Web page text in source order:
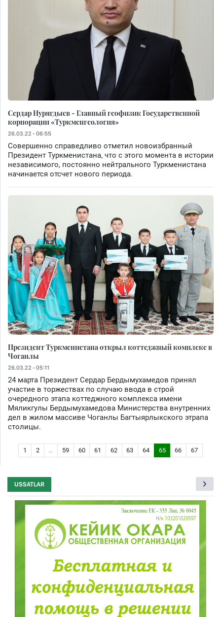
Сердар Нурягдыев - Главный геофизик Государственной
корпорации «Туркменгеология»
26.03.22 - 06:55
Совершенно справедливо отметил новоизбранный
Президент Туркменистана, что с этого момента в истории
независимого, постоянно нейтрального Туркменистана
начинается отсчет нового периода.
Президент Туркменистана открыл коттеджный комплекс в
Чоганлы
26.03.22 - 05:11
24 марта Президент Сердар Бердымухамедов принял
участие в торжествах по случаю ввода в строй
очередного этапа коттеджного комплекса имени
Мяликгулы Бердымухамедова Министерства внутренних
дел в жилом массиве Чоганлы Багтыярлыкского этрапа
столицы.
1 2 ... 59 60 61 62 63 64 65 66 67
USSATLAR